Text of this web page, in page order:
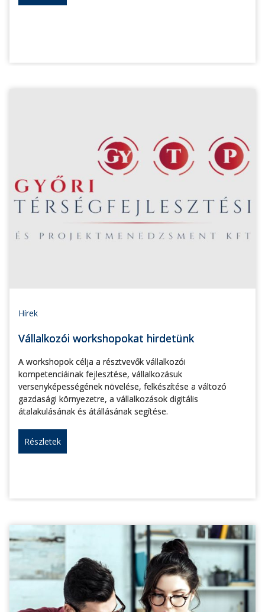
Hírek
Vállalkozói workshopokat hirdetünk
A workshopok célja a résztvevők vállalkozói
kompetenciáinak fejlesztése, vállalkozásuk
versenyképességének növelése, felkészítése a változó
gazdasági környezetre, a vállalkozások digitális
átalakulásának és átállásának segítése.
Részletek